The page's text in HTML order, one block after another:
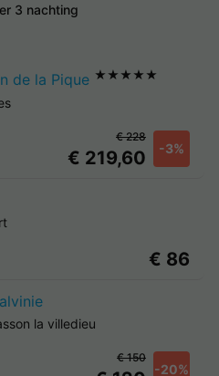
3 nachting
de la Pique ★★★★★
€ 219,60 -3%
€ 228
€ 86
la villedieu
-20%
€ 150